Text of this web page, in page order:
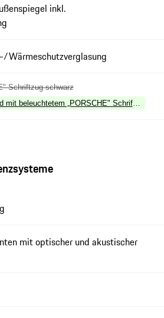
inkl.
Wärmeschutzverglasung
Schriftzug schwarz
mit beleuchtetem „PORSCHE" Schriftzug
mit optischer und akustischer